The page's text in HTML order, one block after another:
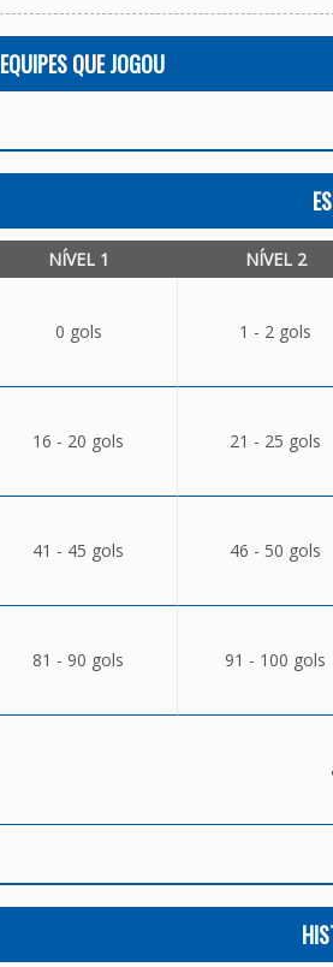
EQUIPES QUE JOGOU
NÍVEL 1 NÍVEL 2
0 gols 1 - 2 gols
16 - 20 gols 21 - 25 gols
41 - 45 gols 46 - 50 gols
81 - 90 gols 91 - 100 gols